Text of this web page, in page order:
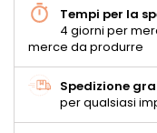
Tempi per la
4 giorni per
merce da produrre
Spedizione
per qualsiasi